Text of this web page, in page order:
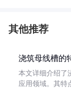
其他推荐
浇筑母线槽的
本文详细介绍了
应用领域。其特